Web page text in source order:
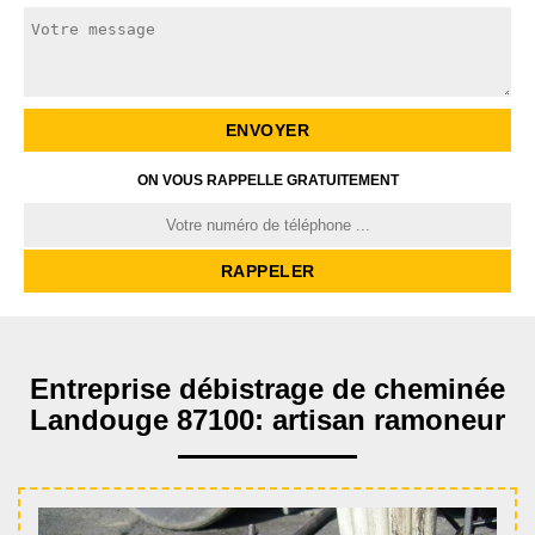
ON VOUS RAPPELLE GRATUITEMENT
Entreprise débistrage de cheminée
Landouge 87100: artisan ramoneur